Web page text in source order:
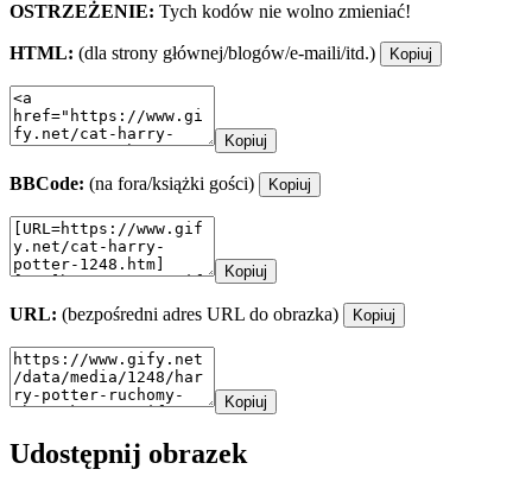
OSTRZEŻENIE: Tych kodów nie wolno zmieniać!
HTML: (dla strony głównej/blogów/e-maili/itd.) Kopiuj
Kopiuj
BBCode: (na fora/książki gości) Kopiuj
Kopiuj
URL: (bezpośredni adres URL do obrazka) Kopiuj
Kopiuj
Udostępnij obrazek